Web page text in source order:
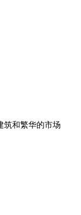
筑和繁华的市场